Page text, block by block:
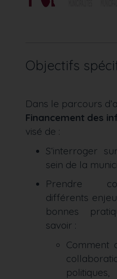
Objectifs
Dans le parcours
Financement des
visé de :
S‘interroger
sein de la
Prendre
différents
bonnes
savoir :
Comment